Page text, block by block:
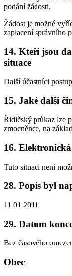
podání žádosti.
Žádost je možné
zaplacení správního
14. Kteří jsou
situace
Další účastníci
15. Jaké další
Řidičský průkaz lze
zmocněnce, na
16.
Tuto situaci není
28. Popis byl
11.01.2011
29. Datum
Bez časového
Obec